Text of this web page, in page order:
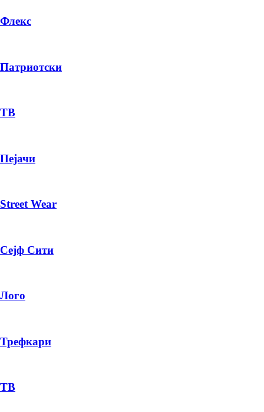
PRODUCT
ПЛАТИ ПРИ ДОСТАВА ВО КЕШ
Флекс
Патриотски
ТВ
Пејачи
Street Wear
Сејф Сити
Лого
Трефкари
ТВ